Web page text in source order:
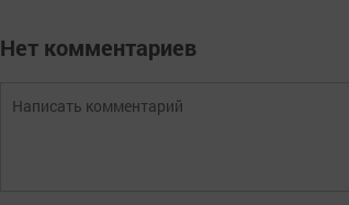
Нет комментариев